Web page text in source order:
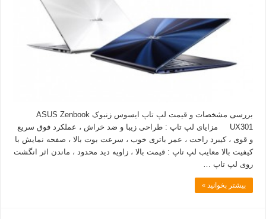
بررسی مشخصات و قیمت لپ تاپ ایسوس زنبوک ASUS Zenbook
UX301 مزایای لپ تاپ : طراحی زیبا و ضد خراش ، عملکرد فوق سریع
و قوی ، کیبرد راحت ، عمر باتری خوب ، سرعت بوت بالا ، صفحه نمایش با
کیفیت بالا معایب لپ تاپ : قیمت بالا ، زاویه دید محدود ، ماندن اثر انگشت
روی لپ تاپ …
بیشتر بخوانید »